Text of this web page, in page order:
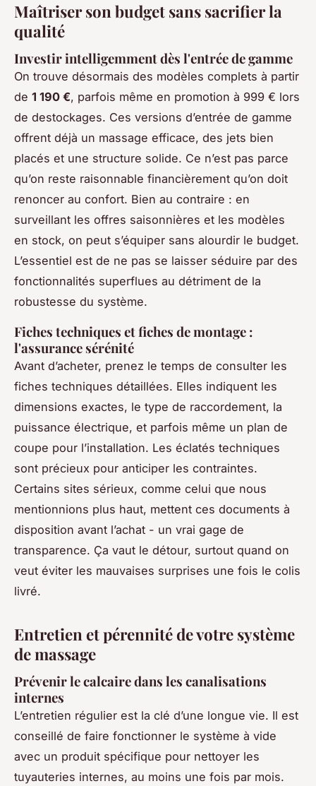
Maîtriser son budget sans sacrifier la
qualité
Investir intelligemment dès l'entrée de gamme
On trouve désormais des modèles complets à partir
de 1 190 €, parfois même en promotion à 999 € lors
de destockages. Ces versions d’entrée de gamme
offrent déjà un massage efficace, des jets bien
placés et une structure solide. Ce n’est pas parce
qu’on reste raisonnable financièrement qu’on doit
renoncer au confort. Bien au contraire : en
surveillant les offres saisonnières et les modèles
en stock, on peut s’équiper sans alourdir le budget.
L’essentiel est de ne pas se laisser séduire par des
fonctionnalités superflues au détriment de la
robustesse du système.
Fiches techniques et fiches de montage :
l'assurance sérénité
Avant d’acheter, prenez le temps de consulter les
fiches techniques détaillées. Elles indiquent les
dimensions exactes, le type de raccordement, la
puissance électrique, et parfois même un plan de
coupe pour l’installation. Les éclatés techniques
sont précieux pour anticiper les contraintes.
Certains sites sérieux, comme celui que nous
mentionnions plus haut, mettent ces documents à
disposition avant l’achat - un vrai gage de
transparence. Ça vaut le détour, surtout quand on
veut éviter les mauvaises surprises une fois le colis
livré.
Entretien et pérennité de votre système
de massage
Prévenir le calcaire dans les canalisations
internes
L’entretien régulier est la clé d’une longue vie. Il est
conseillé de faire fonctionner le système à vide
avec un produit spécifique pour nettoyer les
tuyauteries internes, au moins une fois par mois.